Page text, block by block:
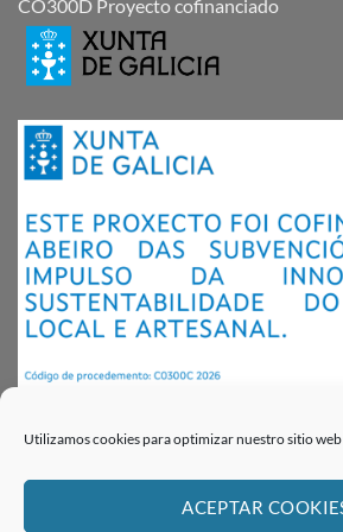
Utilizamos cookies para optimizar nuestro sitio
ACEPTAR
CO300D Proyecto cofinanciado